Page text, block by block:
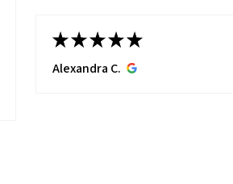
★★★★★
Alexandra C.